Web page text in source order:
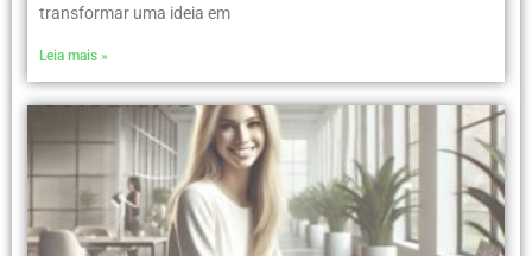
transformar uma ideia em
Leia mais »